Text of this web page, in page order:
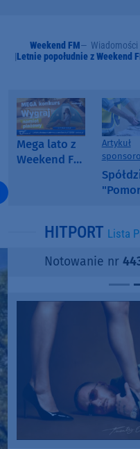
Weekend FM
Letnie popołudnie z Weekend
Mega lato z
Weekend FM
Artykuł
i
najmu
HITPORT Lista
Notowanie nr